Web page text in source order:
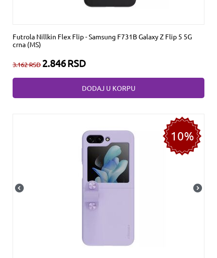
Futrola Nillkin Flex Flip - Samsung F731B Galaxy Z Flip 5 5G
crna (MS)
3.162RSD 2.846RSD
DODAJ U KORPU
10%